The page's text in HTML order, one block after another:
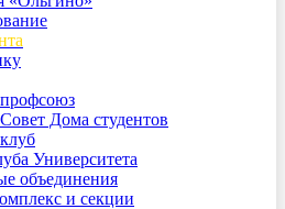
Дома студентов
Университета
объединения
и секции